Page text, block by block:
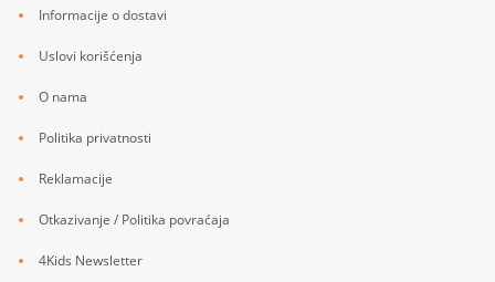
Informacije o dostavi
Uslovi korišćenja
O nama
Politika privatnosti
Reklamacije
Otkazivanje / Politika povraćaja
4Kids Newsletter